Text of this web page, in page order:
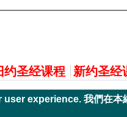
约圣经课程 新约圣经
experience. 我們在本